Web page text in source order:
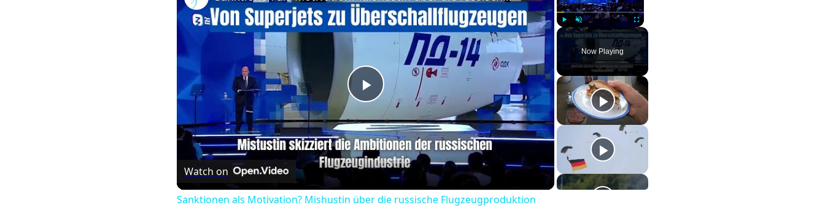
Play Unmute Fullscreen
Now Playing
Play
Video
Watch on
Sanktionen als Motivation? Mishustin über die russische Flugzeugproduktion